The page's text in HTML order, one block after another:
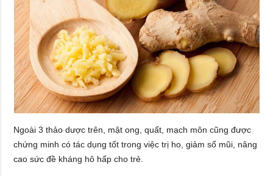
Ngoài 3 thảo dược trên, mật ong, quất, mạch môn cũng được
chứng minh có tác dụng tốt trong việc trị ho, giảm sổ mũi, nâng
cao sức đề kháng hô hấp cho trẻ.